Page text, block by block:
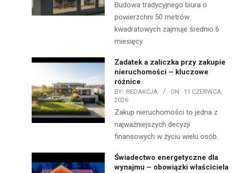
Budowa tradycyjnego biura o
powierzchni 50 metrów
kwadratowych zajmuje średnio 6
miesięcy
Zadatek a zaliczka przy zakupie
nieruchomości – kluczowe
różnice
BY: REDAKCJA ON: 11 CZERWCA,
2026
Zakup nieruchomości to jedna z
najważniejszych decyzji
finansowych w życiu wielu osób.
Świadectwo energetyczne dla
wynajmu – obowiązki właściciela